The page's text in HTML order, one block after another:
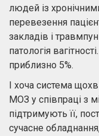
людей із
перевезення
закладів і
патологія
приблизно 5%.
І хоча система
МОЗ у співпраці з
підтримують її,
сучасне